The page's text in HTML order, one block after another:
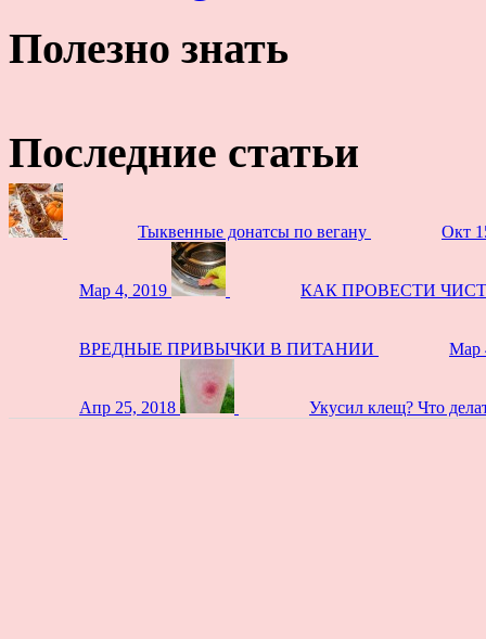
Полезно знать
Последние статьи
Тыквенные донатсы по вегану Окт
Мар 4, 2019 КАК ПРОВЕСТИ
ВРЕДНЫЕ ПРИВЫЧКИ В ПИТАНИИ Мар
Апр 25, 2018 Укусил клещ? Что